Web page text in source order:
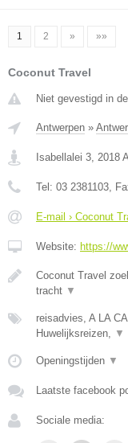
1 2 » »»
Coconut Travel
Niet gevestigd in
Antwerpen »
Isabellalei 3, 2018
Tel: 03 2381103,
E-mail › Coconut
Website: https://
Coconut Travel
tracht ▼
reisadvies, A LA
Huwelijksreizen, ▼
Openingstijden ▼
Laatste facebook
Sociale media: